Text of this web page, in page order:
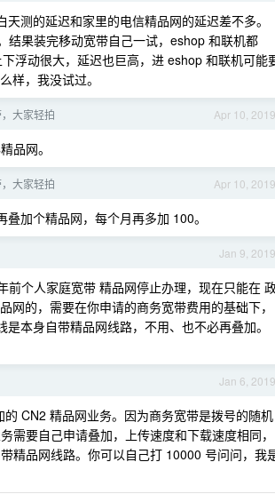
测的延迟和家里的电信精品网的延迟差不多。
结果装完移动宽带自己一试，eshop 和联机都
浮动很大，延迟也巨高，进 eshop 和联机可能
样，我没试过。
Apr 10, 2019
大家轻拍
品网。
Apr 10, 2019
大家轻拍
加个精品网，每个月再多加 100。
Jan 9, 2019
个人家庭宽带 精品网停止办理，现在只能在
的，需要在你申请的商务宽带费用的基础下，
本身自带精品网线路，不用、也不必再叠加。
Jan 6, 2019
CN2 精品网业务。因为商务宽带是拨号的随机
要自己申请叠加，上传速度和下载速度相同，
精品网线路。你可以自己打 10000 号问问，我